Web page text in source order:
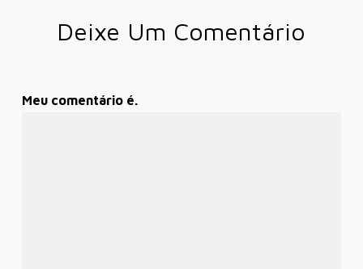
Deixe Um Comentário
Meu comentário é.